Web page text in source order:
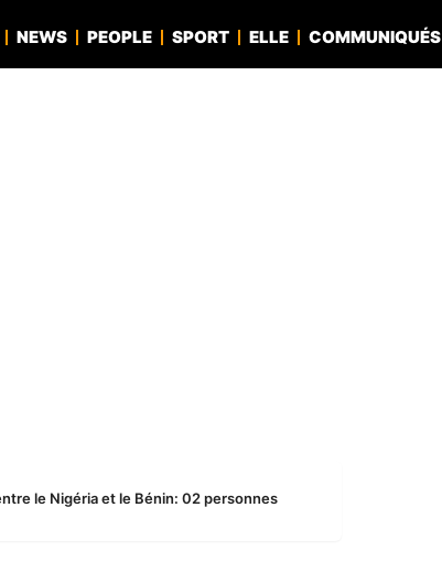
NEWS PEOPLE SPORT ELLE COMMUNIQUÉS
le Nigéria et le Bénin: 02 personnes